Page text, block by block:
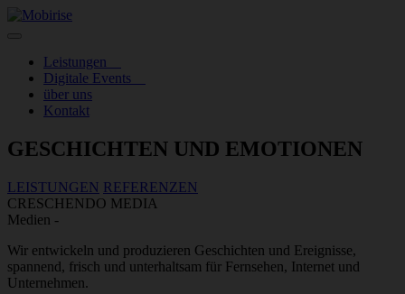
Leistungen
Digitale Events
über uns
Kontakt
GESCHICHTEN UND EMOTIONEN
LEISTUNGEN REFERENZEN
CRESCHENDO MEDIA
Medien -
Wir entwickeln und produzieren Geschichten und Ereignisse,
spannend, frisch und unterhaltsam für Fernsehen, Internet und
Unternehmen.